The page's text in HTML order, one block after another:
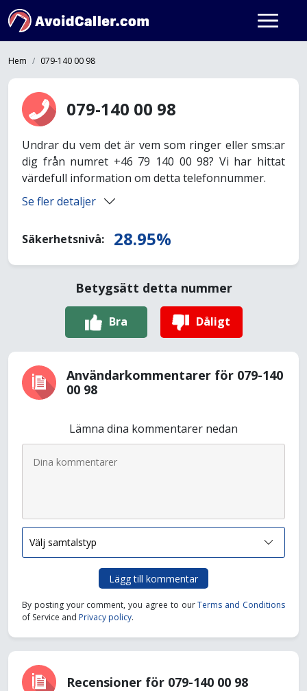
Hem 079-140 00 98
079-140 00 98
Undrar du vem det är vem som ringer eller sms:ar
dig från numret +46 79 140 00 98? Vi har hittat
värdefull information om detta telefonnummer.
Se fler detaljer
Säkerhetsnivå: 28.95%
Betygsätt detta nummer
Bra Dåligt
Användarkommentarer för 079-140
00 98
Lämna dina kommentarer nedan
Lägg till kommentar
By posting your comment, you agree to ourTerms and Conditions
of Service and Privacy policy.
Recensioner för 079-140 00 98